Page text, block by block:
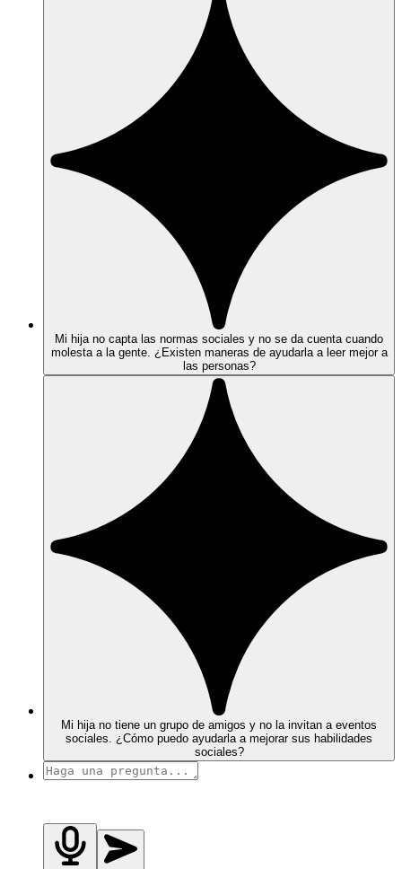
Mi hija no capta las normas sociales y no se da cuenta cuando
molesta a la gente. ¿Existen maneras de ayudarla a leer mejor a
las personas?
Mi hija no tiene un grupo de amigos y no la invitan a eventos
sociales. ¿Cómo puedo ayudarla a mejorar sus habilidades
sociales?